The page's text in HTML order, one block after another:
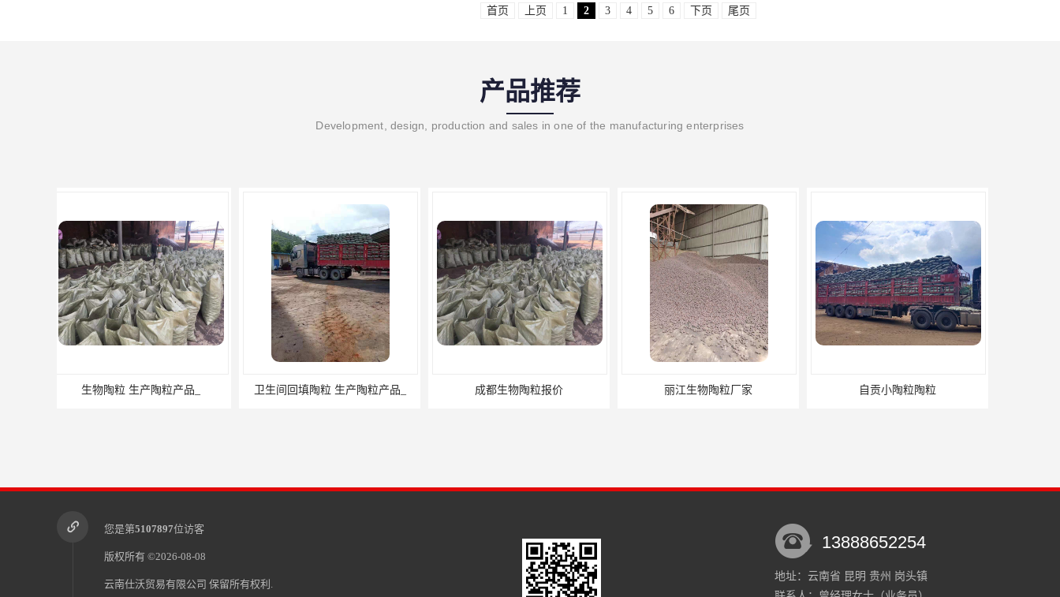
首页 上页 1 2 3 4 5 6 下页 尾页
产品推荐
Development, design, production and sales in one of the manufacturing enterprises
卫生间回填陶粒 生产陶粒产品_ 成都生物陶粒报价 丽江生物陶粒厂家 自贡小陶粒陶粒 日喀则土陶粒电话
您是第5107897位访客
版权所有 ©2026-08-08
云南仕沃贸易有限公司 保留所有权利.
13888652254
地址：云南省 昆明 贵州 岗头镇